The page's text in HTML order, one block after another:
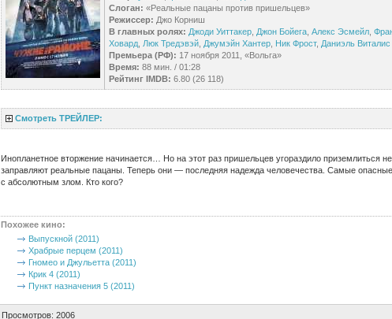
Слоган: «Реальные пацаны против пришельцев»
Режиссер: Джо Корниш
В главных ролях: Джоди Уиттакер, Джон Бойега, Алекс Эсмейл,
Ховард, Люк Тредэвэй, Джумэйн Хантер, Ник Фрост, Даниэль Виталис
Премьера (РФ): 17 ноября 2011, «Вольга»
Время: 88 мин. / 01:28
Рейтинг IMDB: 6.80 (26 118)
Смотреть ТРЕЙЛЕР:
Инопланетное вторжение начинается… Но на этот раз пришельцев угораздило приземлиться
заправляют реальные пацаны. Теперь они — последняя надежда человечества. Самые
с абсолютным злом. Кто кого?
Похожее кино:
Выпускной (2011)
Храбрые перцем (2011)
Гномео и Джульетта (2011)
Крик 4 (2011)
Пункт назначения 5 (2011)
Просмотров: 2006